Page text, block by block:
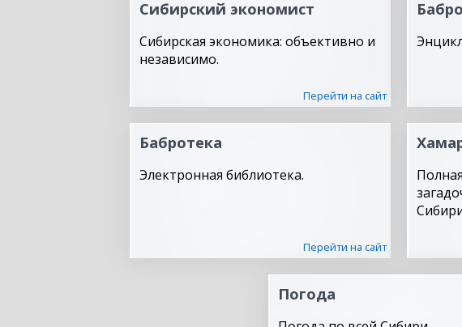
Сибирский экономист
Сибирская экономика: объективно и
независимо.
Перейти на сайт
Бабротека
Электронная библиотека.
Перейти на сайт
Погода